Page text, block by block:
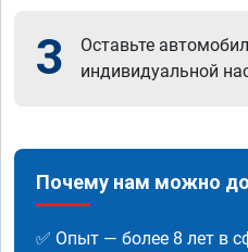
3
Оставьте
индивидуальной
Почему нам можно
✅ Опыт — более 8 лет в